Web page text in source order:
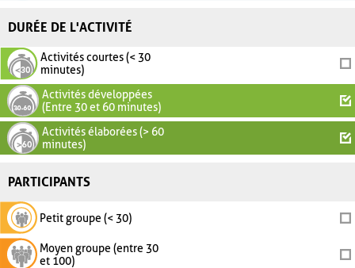
DURÉE DE L'ACTIVITÉ
Activités courtes (< 30
minutes)
Activités développées
(Entre 30 et 60 minutes)
Activités élaborées (> 60
minutes)
PARTICIPANTS
Petit groupe (< 30)
Moyen groupe (entre 30
et 100)